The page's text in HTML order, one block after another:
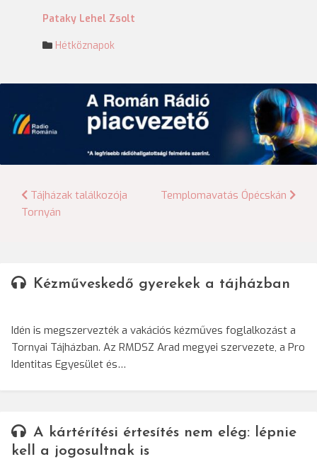
Pataky Lehel Zsolt
Hétköznapok
Bejegyzés
navigáció
Tájházak találkozója
Tornyán
Templomavatás Ópécskán
Kézműveskedő gyerekek a tájházban
Idén is megszervezték a vakációs kézműves foglalkozást a
Tornyai Tájházban. Az RMDSZ Arad megyei szervezete, a Pro
Identitas Egyesület és…
A kártérítési értesítés nem elég: lépnie
kell a jogosultnak is